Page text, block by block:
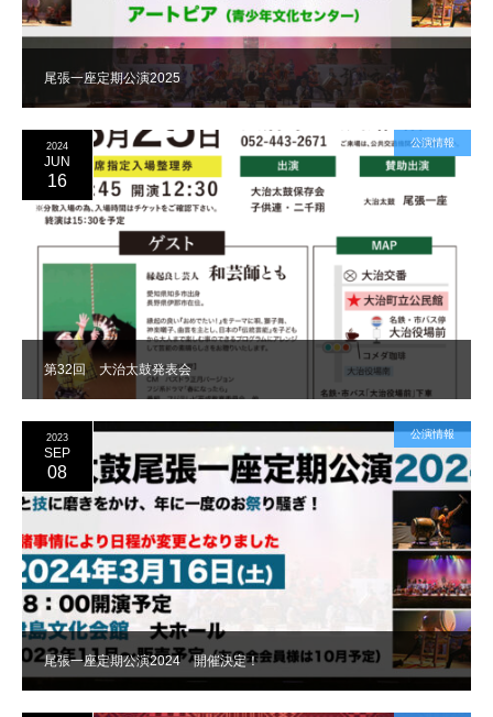
尾張一座定期公演2025
第32回 大治太鼓発表会
2024
JUN
16
公演情報
尾張一座定期公演2024 開催決定！
2023
SEP
08
公演情報